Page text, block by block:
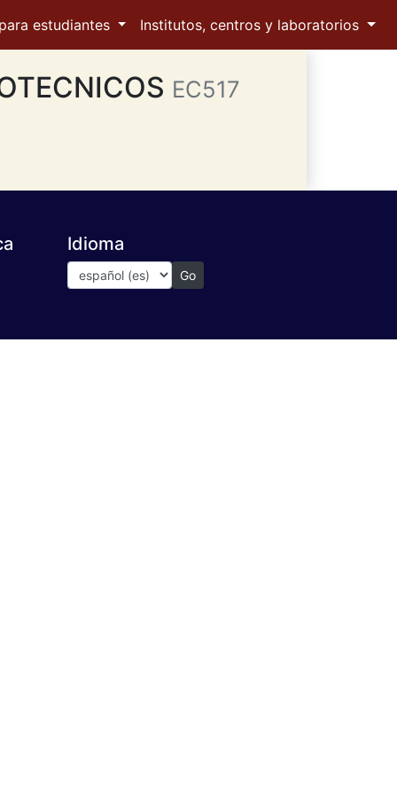
estudiantes Institutos, centros y laboratorios
EC517
Idioma
Go